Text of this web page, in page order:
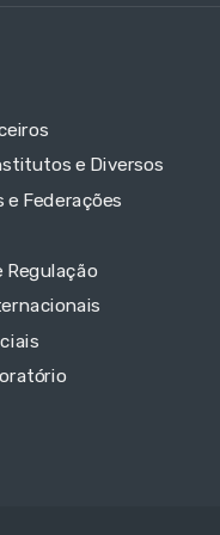
e Diversos
Federações
Regulação